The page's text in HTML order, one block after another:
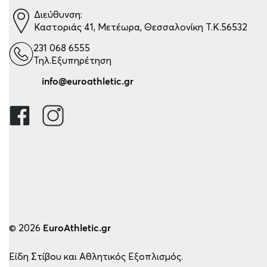
Διεύθυνση:
Καστοριάς 41, Μετέωρα, Θεσσαλονίκη Τ.Κ.56532
231 068 6555
Τηλ.Εξυπηρέτηση
info@euroathletic.gr
© 2026 EuroAthletic.gr
Είδη Στίβου και Αθλητικός Εξοπλισμός.